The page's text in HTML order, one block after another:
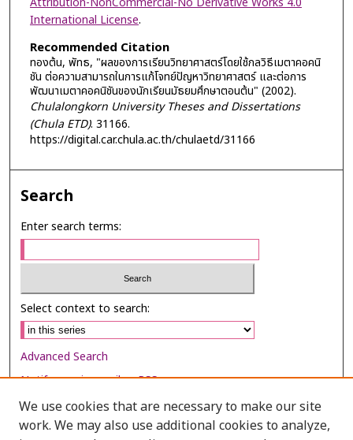
International License.
Recommended Citation
ทองต้น, พัทธ, "ผลของการเรียนวิทยาศาสตร์โดยใช้กลวิธีเมตาคอคนิ
ชัน ต่อความสามารถในการแก้โจทย์ปัญหาวิทยาศาสตร์ และต่อการ
พัฒนาเมตาคอคนิชันของนักเรียนมัธยมศึกษาตอนต้น" (2002).
Chulalongkorn University Theses and Dissertations
(Chula ETD). 31166.
https://digital.car.chula.ac.th/chulaetd/31166
Search
Enter search terms:
Select context to search:
Advanced Search
Notify me via email orRSS
Browse
We use cookies that are necessary to make our site
work. We may also use additional cookies to analyze,